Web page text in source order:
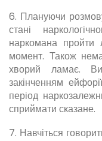
6. Плануючи
стані
наркомана пройти
момент. Також
хворий ламає.
закінченням
період
сприймати сказане.
7. Навчіться